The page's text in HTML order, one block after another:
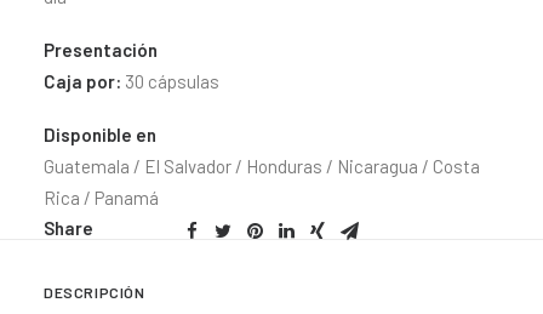
Presentación
Caja por: 30 cápsulas
Disponible en
Guatemala / El Salvador / Honduras / Nicaragua / Costa
Rica / Panamá
Share
DESCRIPCIÓN